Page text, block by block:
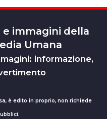
e immagini della
Umana
informazione,
è edito in proprio, non richiede